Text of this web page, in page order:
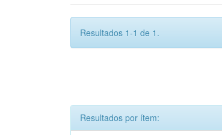
Resultados 1-1 de 1.
Resultados por ítem: